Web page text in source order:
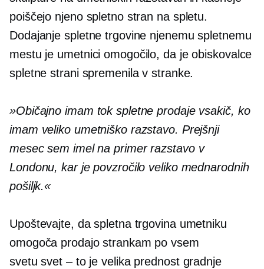
poiščejo njeno spletno stran na spletu.
Dodajanje spletne trgovine njenemu spletnemu
mestu je umetnici omogočilo, da je obiskovalce
spletne strani spremenila v stranke.
»Običajno imam tok spletne prodaje vsakič, ko
imam veliko umetniško razstavo. Prejšnji
mesec sem imel na primer razstavo v
Londonu, kar je povzročilo veliko mednarodnih
pošiljk.«
Upoštevajte, da spletna trgovina umetniku
omogoča prodajo strankam po vsem
svetusvet – to je velika prednost gradnje